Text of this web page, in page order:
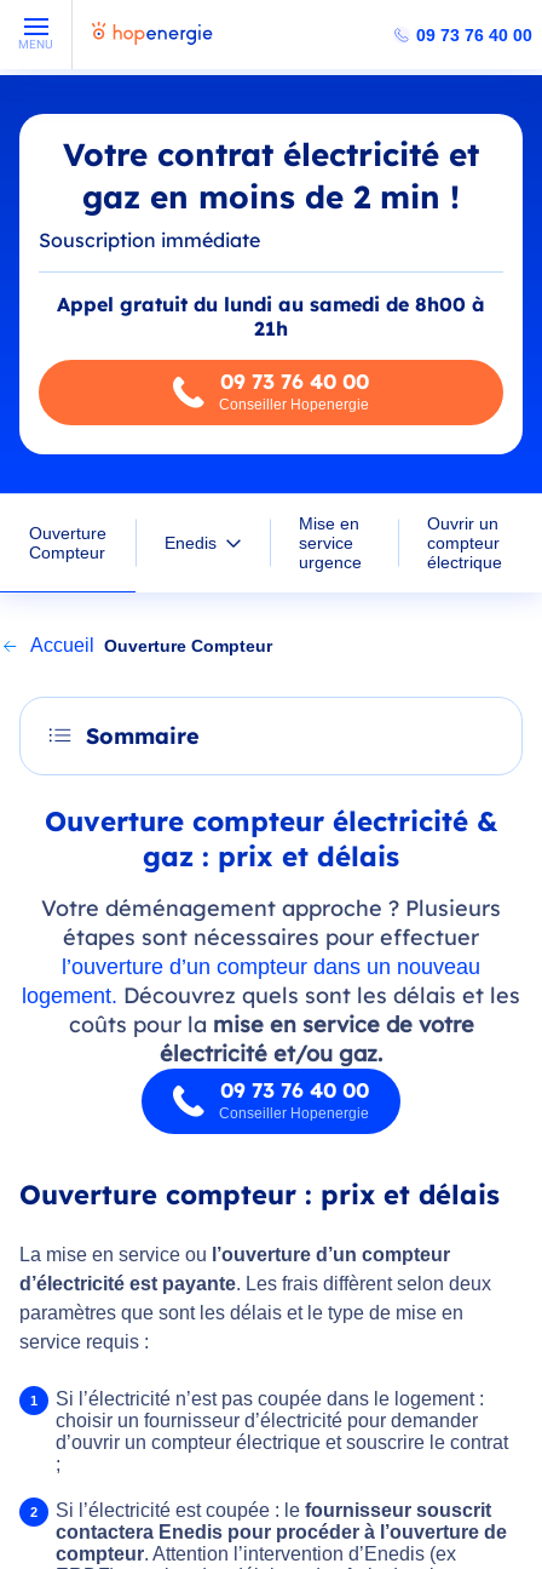
MENU 09 73 76 40 00
Votre contrat électricité et
gaz en moins de 2 min !
Souscription immédiate
Appel gratuit du lundi au samedi de 8h00 à
21h
09 73 76 40 00
Conseiller Hopenergie
Ouverture
Compteur
Enedis
Mise en
service
urgence
Ouvrir un
compteur
électrique
Accueil Ouverture Compteur
Sommaire
Ouverture compteur électricité &
gaz : prix et délais
Votre déménagement approche ? Plusieurs
étapes sont nécessaires pour effectuer
l’ouverture d’un compteur dans un nouveau
logement. Découvrez quels sont les délais et les
coûts pour la mise en service de votre
électricité et/ou gaz.
09 73 76 40 00
Conseiller Hopenergie
Ouverture compteur : prix et délais
La mise en service ou l’ouverture d’un compteur
d’électricité est payante. Les frais diffèrent selon deux
paramètres que sont les délais et le type de mise en
service requis :
Si l’électricité n’est pas coupée dans le logement :
choisir un fournisseur d’électricité pour demander
d’ouvrir un compteur électrique et souscrire le contrat
;
Si l’électricité est coupée : le fournisseur souscrit
contactera Enedis pour procéder à l’ouverture de
compteur. Attention l’intervention d’Enedis (ex